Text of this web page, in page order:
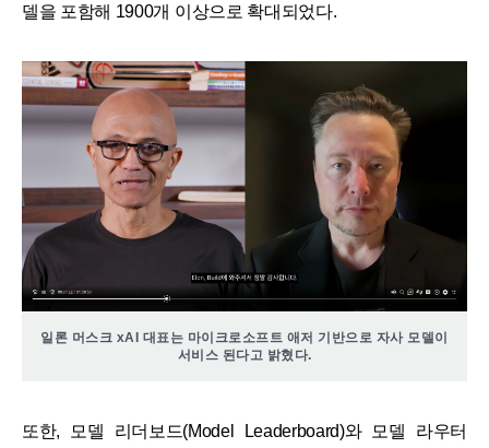
델을 포함해 1900개 이상으로 확대되었다.
일론 머스크 xAI 대표는 마이크로소프트 애저 기반으로 자사 모델이
서비스 된다고 밝혔다.
또한, 모델 리더보드(Model Leaderboard)와 모델 라우터